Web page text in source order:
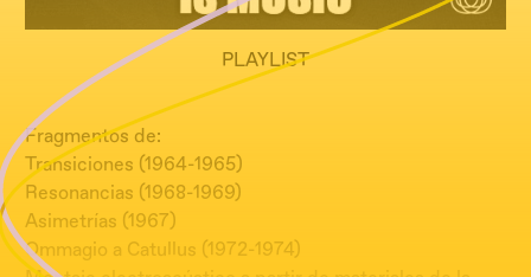
PLAYLIST
Fragmentos de:
Transiciones (1964-1965)
Resonancias (1968-1969)
Asimetrías (1967)
Ommagio a Catullus (1972-1974)